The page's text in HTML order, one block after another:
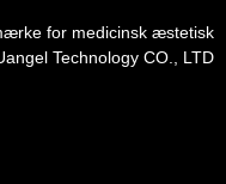
for medicinsk æstetisk
Technology CO., LTD